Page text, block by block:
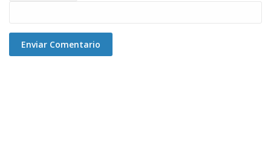
Enviar Comentario